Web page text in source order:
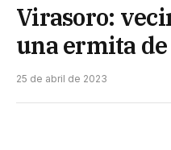
Virasoro:
una ermita
25 de abril de 2023